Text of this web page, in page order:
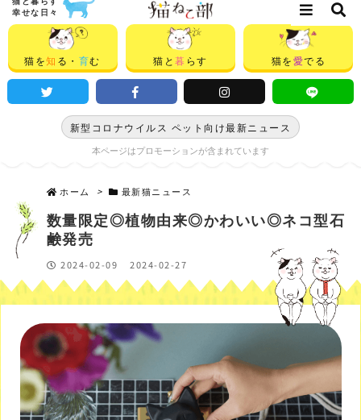
幸せな日々
猫を知 る・ 育む 猫と暮 らす 猫を愛でる
新型コロナウイルス ペット向け最新ニュース
本ページはプロモーションが含まれています
ホーム > 最新猫ニュース
数量限定◎植物由来◎かわいい◎ネコ型石
鹸発売
2024-02-09 2024-02-27